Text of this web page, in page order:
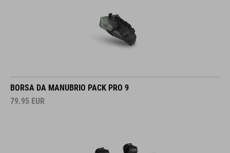
BORSA DA MANUBRIO PACK PRO 9
79.95 EUR